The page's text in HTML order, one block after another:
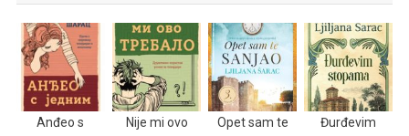
Anđeo s
Nije mi ovo
Opet sam te
Đurđevim